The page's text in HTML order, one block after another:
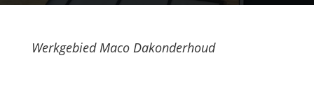
Werkgebied Maco Dakonderhoud